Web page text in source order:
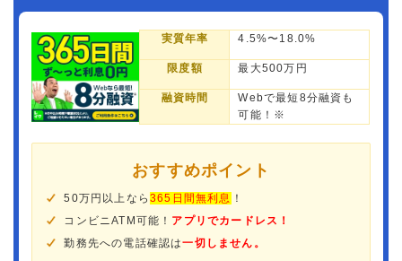
実質年率 4.5%〜18.0%
限度額 最大500万円
融資時間
Webで最短8分融資も
可能！※
おすすめポイント
50万円以上なら365日間無利息
！
コンビニATM可能！ アプリでカードレス！
勤務先への電話確認は一切しません。